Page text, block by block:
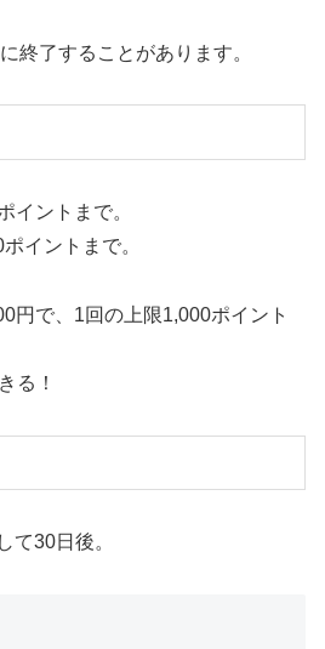
終了することがあります。
イントまで。
イントまで。
円で、1回の上限1,000ポイント
る！
て30日後。